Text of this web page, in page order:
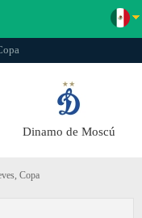
Dinamo de Moscú
Copa